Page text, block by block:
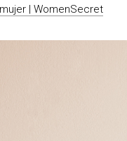
| WomenSecret